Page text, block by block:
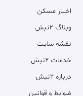
اخبار مسکن
وبلاگ ۲نبش
نقشه سایت
خدمات ۲نبش
درباره ۲نبش
ضوابط و قوانین